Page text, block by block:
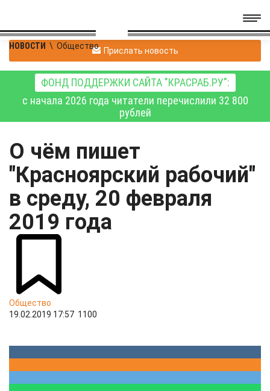
НОВОСТИ \ Общество Прислать новость
ФОНД ПОДДЕРЖКИ САЙТА "КРАСРАБ.РУ":
с начала 2026 года читатели перечислили 32 800
рублей
О чём пишет
"Красноярский рабочий"
в среду, 20 февраля
2019 года
Общество
19.02.2019 17:57 1100